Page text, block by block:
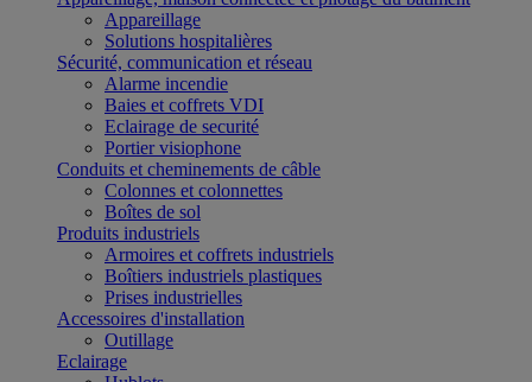
Appareillage
Solutions hospitalières
Sécurité, communication et réseau
Alarme incendie
Baies et coffrets VDI
Eclairage de securité
Portier visiophone
Conduits et cheminements de câble
Colonnes et colonnettes
Boîtes de sol
Produits industriels
Armoires et coffrets industriels
Boîtiers industriels plastiques
Prises industrielles
Accessoires d'installation
Outillage
Eclairage